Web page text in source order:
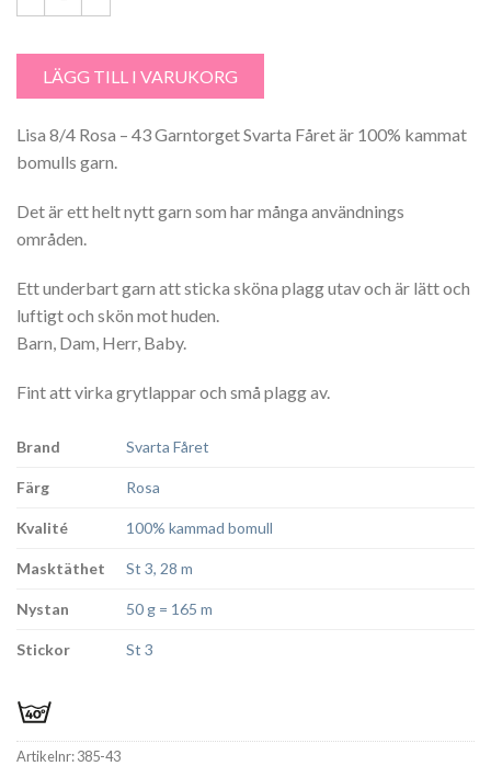
LÄGG TILL I VARUKORG
Lisa 8/4 Rosa – 43 Garntorget Svarta Fåret är 100% kammat
bomulls garn.
Det är ett helt nytt garn som har många användnings
områden.
Ett underbart garn att sticka sköna plagg utav och är lätt och
luftigt och skön mot huden.
Barn, Dam, Herr, Baby.
Fint att virka grytlappar och små plagg av.
Brand Svarta Fåret
Färg Rosa
Kvalité 100% kammad bomull
Masktäthet St 3, 28 m
Nystan 50 g = 165 m
Stickor St 3
Artikelnr:385-43